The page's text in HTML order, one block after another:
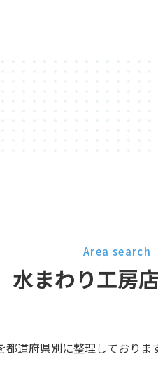
Area search
水まわり工房
道府県別に整理しておりま